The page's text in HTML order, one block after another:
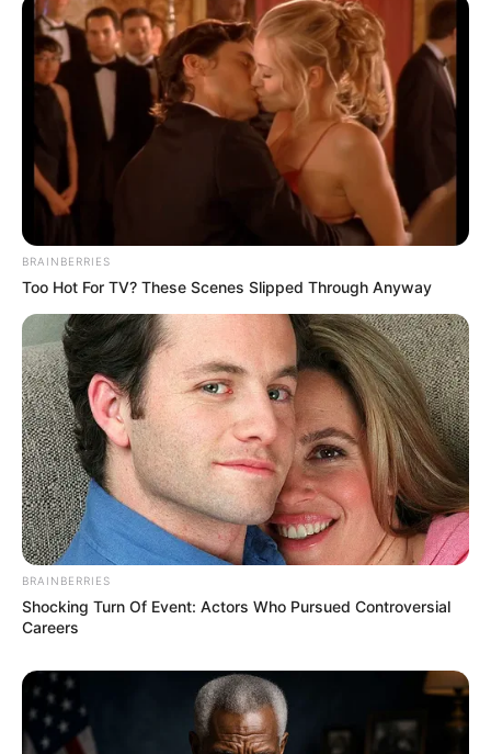
ΣΠΑΜΕ ΤΟ ΜΑΤΡΙΞ – ΤΟ ΒΙΒΛΙΟ
BRAINBERRIES
Too Hot For TV? These Scenes Slipped Through Anyway
BRAINBERRIES
Shocking Turn Of Event: Actors Who Pursued Controversial
Careers